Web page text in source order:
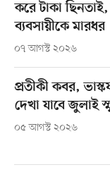
করে টাকা
ব্যবসায়ীকে মারধর
০৭ আগস্ট ২০২৬
প্রতীকী কবর,
দেখা যাবে জুলাই
০৫ আগস্ট ২০২৬